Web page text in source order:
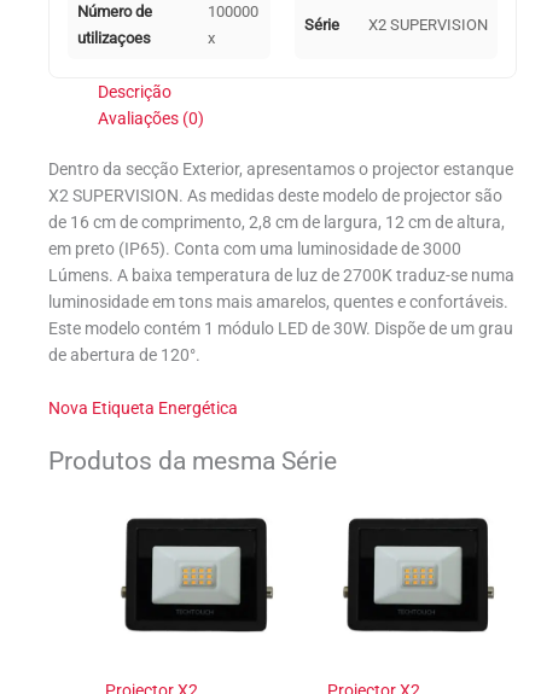
Número de
utilizaçoes
100000
x
Série X2 SUPERVISION
Descrição
Avaliações (0)
Dentro da secção Exterior, apresentamos o projector estanque
X2 SUPERVISION. As medidas deste modelo de projector são
de 16 cm de comprimento, 2,8 cm de largura, 12 cm de altura,
em preto (IP65). Conta com uma luminosidade de 3000
Lúmens. A baixa temperatura de luz de 2700K traduz-se numa
luminosidade em tons mais amarelos, quentes e confortáveis.
Este modelo contém 1 módulo LED de 30W. Dispõe de um grau
de abertura de 120°.
Nova Etiqueta Energética
Produtos da mesma Série